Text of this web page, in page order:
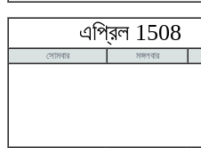
এপ্রিল
সোমবার মঙ্গলবার